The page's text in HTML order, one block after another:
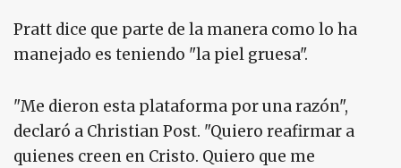
Pratt dice que parte de la manera como lo ha
manejado es teniendo "la piel gruesa".
"Me dieron esta plataforma por una razón",
declaró a Christian Post. "Quiero reafirmar a
quienes creen en Cristo. Quiero que me